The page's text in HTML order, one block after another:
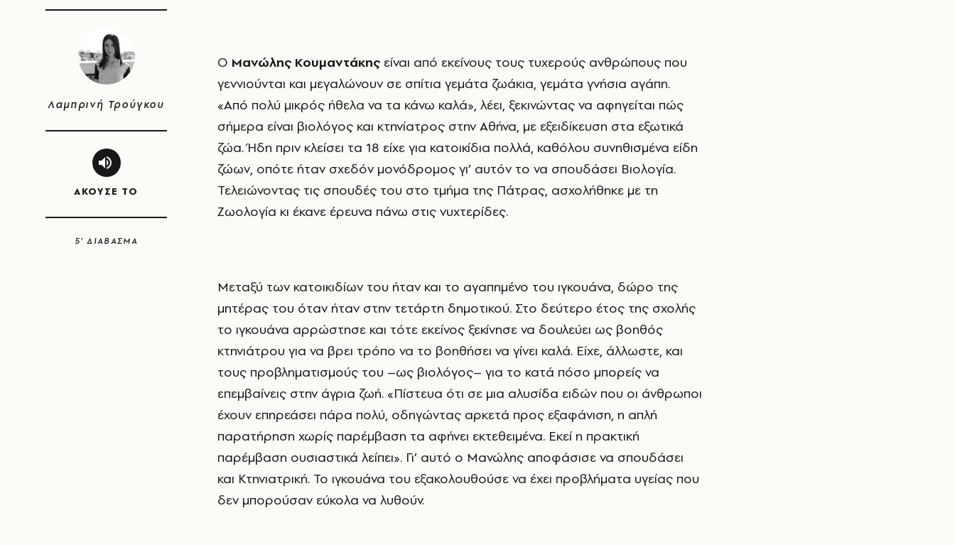
Λαμπρινή Τρούγκου
ΑΚΟΥΣΕ ΤΟ
5’ ΔΙΑΒΑΣΜΑ
Μανώλης Κουμαντάκης είναι από εκείνους τους τυχερούς ανθρώπους που
γεννιούνται και μεγαλώνουν σε σπίτια γεμάτα ζωάκια, γεμάτα γνήσια αγάπη.
«Από πολύ μικρός ήθελα να τα κάνω καλά», λέει, ξεκινώντας να αφηγείται πώς
σήμερα είναι βιολόγος και κτηνίατρος στην Αθήνα, με εξειδίκευση στα εξωτικά
ζώα. Ήδη πριν κλείσει τα 18 είχε για κατοικίδια πολλά, καθόλου συνηθισμένα είδη
ζώων, οπότε ήταν σχεδόν μονόδρομος γι’ αυτόν το να σπουδάσει Βιολογία.
Τελειώνοντας τις σπουδές του στο τμήμα της Πάτρας, ασχολήθηκε με τη
Ζωολογία κι έκανε έρευνα πάνω στις νυχτερίδες.
Μεταξύ των κατοικιδίων του ήταν και το αγαπημένο του ιγκουάνα, δώρο της
μητέρας του όταν ήταν στην τετάρτη δημοτικού. Στο δεύτερο έτος της σχολής
το ιγκουάνα αρρώστησε και τότε εκείνος ξεκίνησε να δουλεύει ως βοηθός
κτηνιάτρου για να βρει τρόπο να το βοηθήσει να γίνει καλά. Είχε, άλλωστε, και
τους προβληματισμούς του –ως βιολόγος– για το κατά πόσο μπορείς να
επεμβαίνεις στην άγρια ζωή. «Πίστευα ότι σε μια αλυσίδα ειδών που οι άνθρωποι
έχουν επηρεάσει πάρα πολύ, οδηγώντας αρκετά προς εξαφάνιση, η απλή
παρατήρηση χωρίς παρέμβαση τα αφήνει εκτεθειμένα. Εκεί η πρακτική
παρέμβαση ουσιαστικά λείπει». Γι’ αυτό ο Μανώλης αποφάσισε να σπουδάσει
και Κτηνιατρική. Το ιγκουάνα του εξακολουθούσε να έχει προβλήματα υγείας που
δεν μπορούσαν εύκολα να λυθούν.